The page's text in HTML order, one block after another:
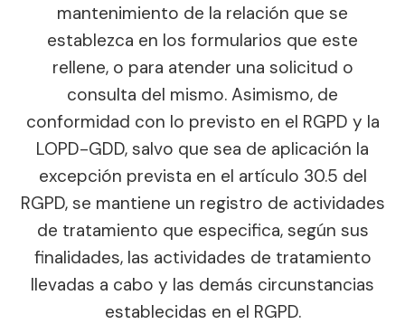
mantenimiento de la relación que se
establezca en los formularios que este
rellene, o para atender una solicitud o
consulta del mismo. Asimismo, de
conformidad con lo previsto en el RGPD y la
LOPD-GDD, salvo que sea de aplicación la
excepción prevista en el artículo 30.5 del
RGPD, se mantiene un registro de actividades
de tratamiento que especifica, según sus
finalidades, las actividades de tratamiento
llevadas a cabo y las demás circunstancias
establecidas en el RGPD.